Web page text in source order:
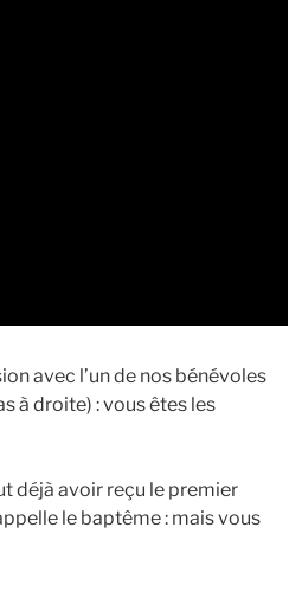
avec l’un de nos bénévoles
à droite) : vous êtes les
déjà avoir reçu le premier
le baptême : mais vous